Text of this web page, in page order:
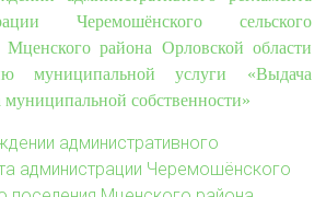
Черемошёнского сельского
Мценского района Орловской области
муниципальной услуги «Выдача
муниципальной собственности»
административного
администрации Черемошёнского